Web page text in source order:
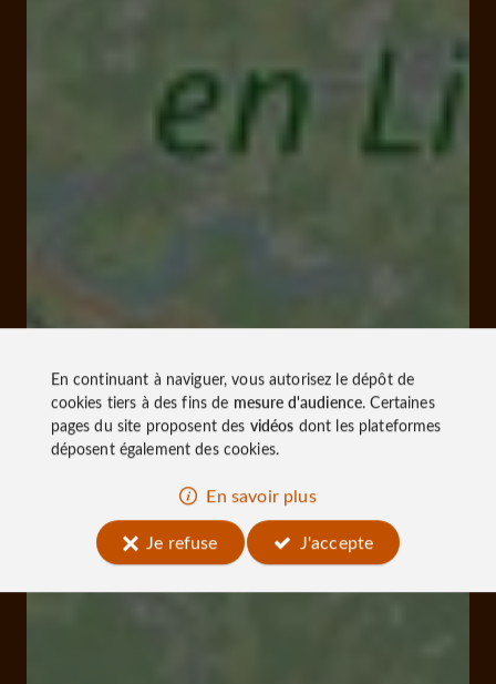
En continuant à naviguer, vous autorisez le dépôt de
cookies tiers à des fins de mesure d'audience. Certaines
pages du site proposent des vidéos dont les plateformes
déposent également des cookies.
En savoir plus
Je refuse
J'accepte